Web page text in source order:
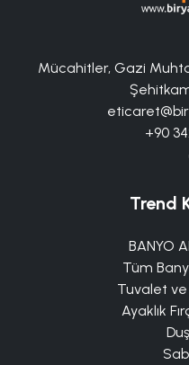
Mücahitler, Gazi
+90
Trend
BANYO
Tüm
Tuvalet ve
Ayaklık